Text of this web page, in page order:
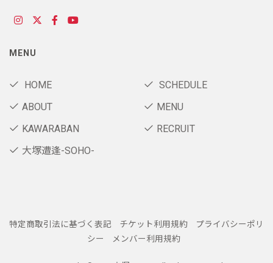
MENU
HOME
SCHEDULE
ABOUT
MENU
KAWARABAN
RECRUIT
大塚遭逢-SOHO-
特定商取引法に基づく表記 チケット利用規約
プライバシーポリ
シー
メンバー利用規約